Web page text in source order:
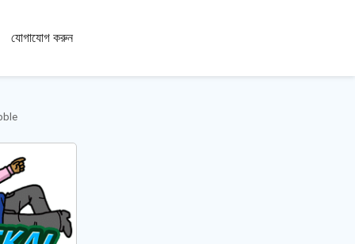
যোগাযোগ করুন
100+
ভাষা